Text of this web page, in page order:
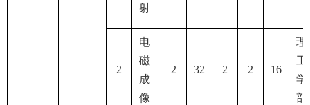
射
2
电
磁
成
像
2 32 2 2 16
理
工
学
部